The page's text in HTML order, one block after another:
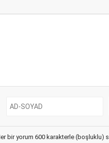
bir yorum 600 karakterle (boşluklu)